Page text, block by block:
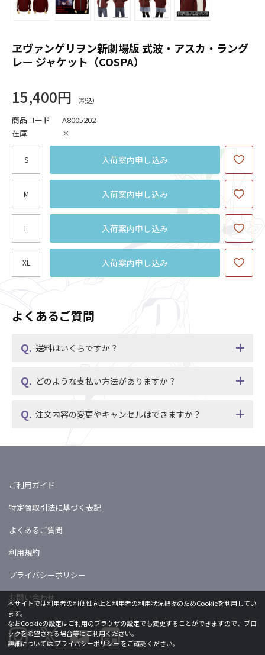
ヱヴァンゲリヲン新劇場版 式波・アスカ・ラング
レー ジャケット（COSPA）
15,400円
商品コード
A8005202
在庫
×
S 入荷案内申し込み
M 入荷案内申し込み
L 入荷案内申し込み
XL 入荷案内申し込み
よくあるご質問
送料はいくらですか？
どのような支払い方法がありますか？
注文内容の変更やキャンセルはできますか？
ご利用ガイド
特定商取引法に基づく表記
よくあるご質問
利用規約
プライバシーポリシー
お問い合わせ
本サイトでは利用者の利便性向上と利用者の利用状況把握のためCookieを利用してい
ます。
なおCookieの設定はご利用のブラウザの設定でも変更することができますので、ブロ
ックを希望される場合等にご利用ください。
詳細についてはプライバシーポリシーをご確認ください。